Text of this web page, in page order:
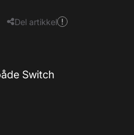
Del artikkel
Switch